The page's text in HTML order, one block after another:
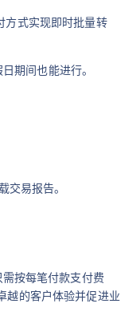
方式实现即时批量转
期间也能进行。
易报告。
按每笔付款支付费
越的客户体验并促进业